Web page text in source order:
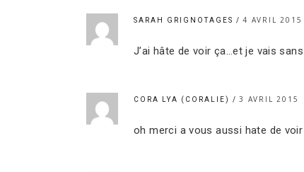
SARAH GRIGNOTAGES 4 AVRIL 2015
J’ai hâte de voir ça…et je vais
CORA LYA (CORALIE) 3 AVRIL 2015
oh merci a vous aussi hate de